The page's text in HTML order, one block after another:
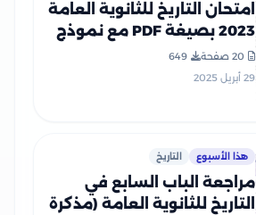
امتحان التاريخ للثانوية العامة
2023 بصيغة PDF مع نموذج
الإجابة الرسمي
20 صفحة
649
29 أبريل 2025
هذا الأسبوع التاريخ
مراجعة الباب السابع في
التاريخ للثانوية العامة (مذكرة